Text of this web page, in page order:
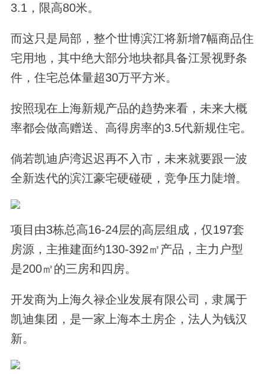
3.1，限高80米。
而这只是局部，整个世博滨江将新增7幅商品住
宅用地，其中绝大部分地块都具备江景视野条
件，住宅总体量超30万平方米。
按照现在上海新规产品的趋势来看，未来大概
率都会做高赠送、高得房率的3.5代新规住宅。
倘若凯迪庐湾迟迟再不入市，未来就要跟一波
全新迭代的滨江豪宅硬碰硬，竞争压力陡增。
项目由3栋总高16-24层的高层组成，仅197套
房源，主推建面约130-392㎡产品，主力户型
是200㎡的三房和四房。
开发商为上海久禄企业发展有限公司，隶属于
凯迪集团，是一家上海本土房企，法人为钱汉
新。